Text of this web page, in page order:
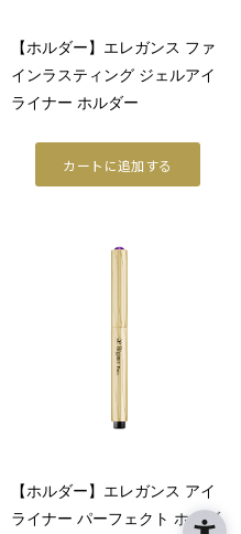
【ホルダー】エレガンス ファ
インラスティング ジェルアイ
ライナー ホルダー
カートに追加する
【ホルダー】エレガンス アイ
ライナー パーフェクト ホルダ